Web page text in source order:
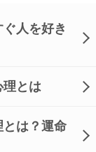
人を好き
理とは
は？運命